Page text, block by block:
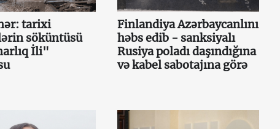
tarixi
söküntüsü
İli"
Finlandiya Azərbaycanlını
həbs edib - sanksiyalı
Rusiya poladı daşındığına
və kabel sabotajına görə